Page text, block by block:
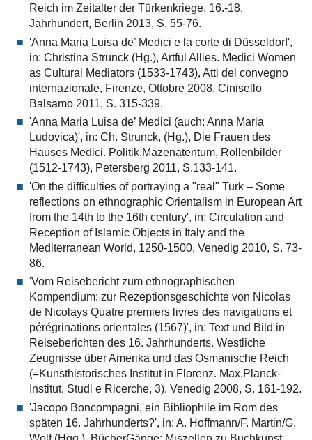
Reich im Zeitalter der Türkenkriege, 16.-18.
Jahrhundert, Berlin 2013, S. 55-76.
'Anna Maria Luisa de’ Medici e la corte di Düsseldorf',
in: Christina Strunck (Hg.), Artful Allies. Medici Women
as Cultural Mediators (1533-1743), Atti del convegno
internazionale, Firenze, Ottobre 2008, Cinisello
Balsamo 2011, S. 315-339.
'Anna Maria Luisa de’ Medici (auch: Anna Maria
Ludovica)', in: Ch. Strunck, (Hg.), Die Frauen des
Hauses Medici. Politik,Mäzenatentum, Rollenbilder
(1512-1743), Petersberg 2011, S.133-141.
'On the difficulties of portraying a "real" Turk – Some
reflections on ethnographic Orientalism in European Art
from the 14th to the 16th century', in: Circulation and
Reception of Islamic Objects in Italy and the
Mediterranean World, 1250-1500, Venedig 2010, S. 73-
86.
'Vom Reisebericht zum ethnographischen
Kompendium: zur Rezeptionsgeschichte von Nicolas
de Nicolays Quatre premiers livres des navigations et
pérégrinations orientales (1567)', in: Text und Bild in
Reiseberichten des 16. Jahrhunderts. Westliche
Zeugnisse über Amerika und das Osmanische Reich
(=Kunsthistorisches Institut in Florenz. Max.Planck-
Institut, Studi e Ricerche, 3), Venedig 2008, S. 161-192.
'Jacopo Boncompagni, ein Bibliophile im Rom des
späten 16. Jahrhunderts?', in: A. Hoffmann/F. Martin/G.